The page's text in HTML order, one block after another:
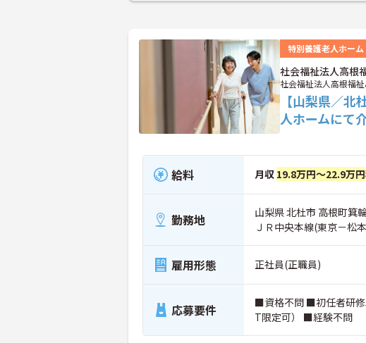
特別養護老人ホーム
社会福祉法人高根
社会福祉法人高根福
【山梨県／
人ホームにて
給料 月収 19.8万円～22.9万円
勤務地
山梨県 北杜市 高根町箕
ＪＲ中央本線(東京－松
雇用形態 正社員(正職員)
応募要件
■資格不問 ■初任者研
T限定可） ■経験不問